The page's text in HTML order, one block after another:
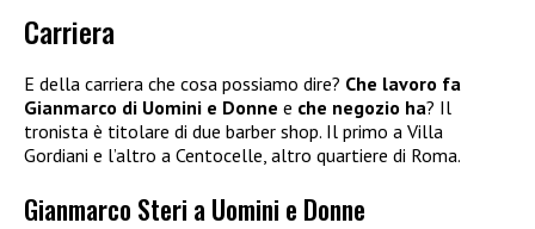
Carriera
E della carriera che cosa possiamo dire? Che lavoro fa
Gianmarco di Uomini e Donne e che negozio ha? Il
tronista è titolare di due barber shop. Il primo a Villa
Gordiani e l’altro a Centocelle, altro quartiere di Roma.
Gianmarco Steri a Uomini e Donne